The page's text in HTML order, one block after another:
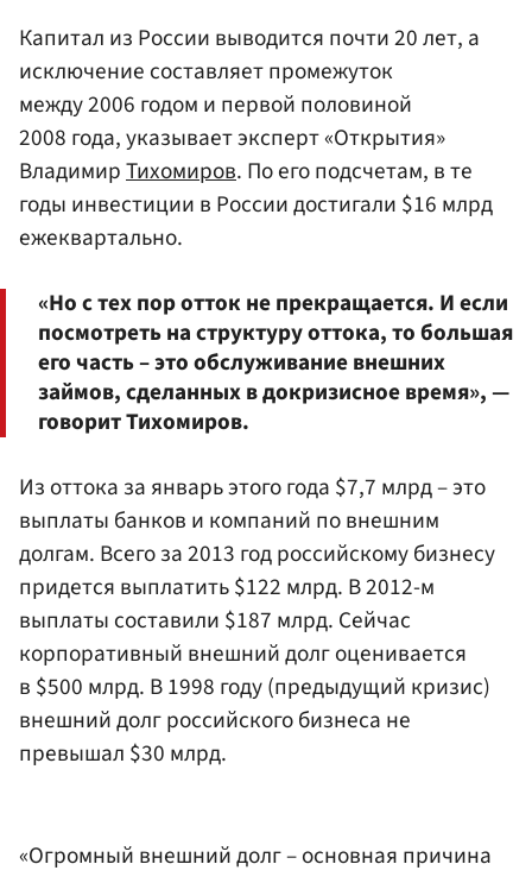
Капитал из России выводится почти 20 лет, а
исключение составляет промежуток
между 2006 годом и первой половиной
2008 года, указывает эксперт «Открытия»
ВладимирТихомиров. По его подсчетам, в те
годы инвестиции в России достигали $16 млрд
ежеквартально.
«Но с тех пор отток не прекращается. И если
посмотреть на структуру оттока, то большая
его часть – это обслуживание внешних
займов, сделанных в докризисное время», —
говорит Тихомиров.
Из оттока за январь этого года $7,7 млрд – это
выплаты банков и компаний по внешним
долгам. Всего за 2013 год российскому бизнесу
придется выплатить $122 млрд. В 2012-м
выплаты составили $187 млрд. Сейчас
корпоративный внешний долг оценивается
в $500 млрд. В 1998 году (предыдущий кризис)
внешний долг российского бизнеса не
превышал $30 млрд.
«Огромный внешний долг – основная причина